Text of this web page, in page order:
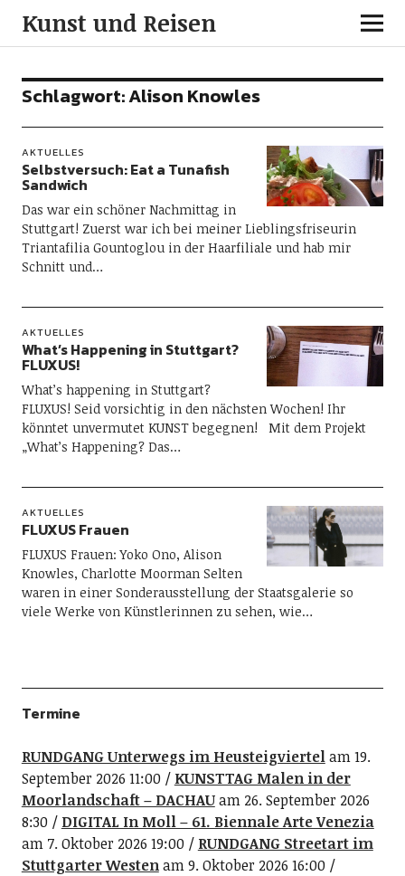
Kunst und Reisen
Schlagwort:Alison Knowles
AKTUELLES
Selbstversuch: Eat a Tunafish
Sandwich
Das war ein schöner Nachmittag in
Stuttgart! Zuerst war ich bei meiner Lieblingsfriseurin
Triantafilia Gountoglou in der Haarfiliale und hab mir
Schnitt und…
AKTUELLES
What’s Happening in Stuttgart?
FLUXUS!
What’s happening in Stuttgart?
FLUXUS! Seid vorsichtig in den nächsten Wochen! Ihr
könntet unvermutet KUNST begegnen! Mit dem Projekt
„What’s Happening? Das…
AKTUELLES
FLUXUS Frauen
FLUXUS Frauen: Yoko Ono, Alison
Knowles, Charlotte Moorman Selten
waren in einer Sonderausstellung der Staatsgalerie so
viele Werke von Künstlerinnen zu sehen, wie…
Termine
RUNDGANG Unterwegs im Heusteigviertelam 19.
September 2026 11:00
KUNSTTAG Malen in der
Moorlandschaft – DACHAUam 26. September 2026
8:30
DIGITAL In Moll – 61. Biennale Arte Venezia
am 7. Oktober 2026 19:00
RUNDGANG Streetart im
Stuttgarter Westenam 9. Oktober 2026 16:00